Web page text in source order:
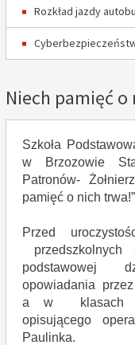
Rozkład jazdy
Niech pamięć
Szkoła
w Brzozowie
Patronów-
pamięć o nich
Przed
przedszkolnych
podstawowej
opowiadania przez
a w klasach
opisującego
Paulinka.